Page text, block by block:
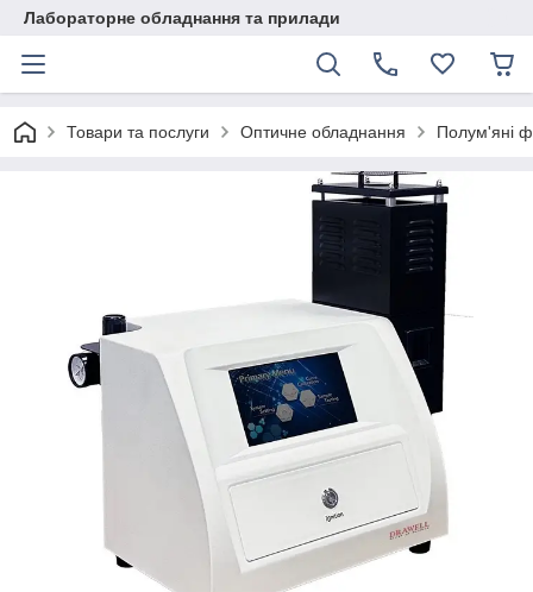
Лабораторне обладнання та прилади
Товари та послуги Оптичне обладнання Полум'яні